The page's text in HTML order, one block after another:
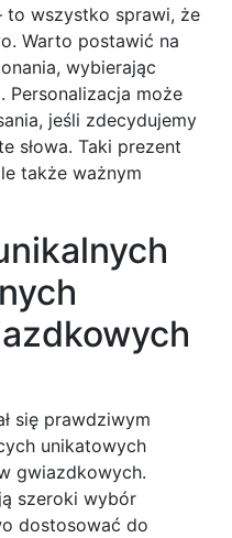
to wszystko sprawi, że
Warto postawić na
wybierając
Personalizacja może
jeśli zdecydujemy
słowa. Taki prezent
także ważnym
się prawdziwym
unikatowych
gwiazdkowych.
szeroki wybór
dostosować do